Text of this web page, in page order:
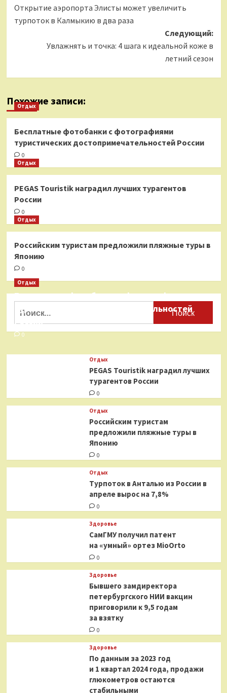
записи
Открытие аэропорта Элисты может увеличить
турпоток в Калмыкию в два раза
Следующий:
Увлажнять и точка: 4 шага к идеальной коже в
летний сезон
Похожие записи:
Отдых
Бесплатные фотобанки с фотографиями
туристических достопримечательностей России
0
Отдых
PEGAS Touristik наградил лучших турагентов
России
0
Отдых
Российским туристам предложили пляжные туры в
Японию
0
Отдых
Бесплатные фотобанки с фотографиями
туристических достопримечательностей
России
0
Отдых
PEGAS Touristik наградил лучших
турагентов России
0
Отдых
Российским туристам
предложили пляжные туры в
Японию
0
Отдых
Турпоток в Анталью из России в
апреле вырос на 7,8%
0
Здоровье
СамГМУ получил патент
на «умный» ортез MioOrto
0
Здоровье
Бывшего замдиректора
петербургского НИИ вакцин
приговорили к 9,5 годам
за взятку
0
Здоровье
По данным за 2023 год
и 1 квартал 2024 года, продажи
глюкометров остаются
стабильными